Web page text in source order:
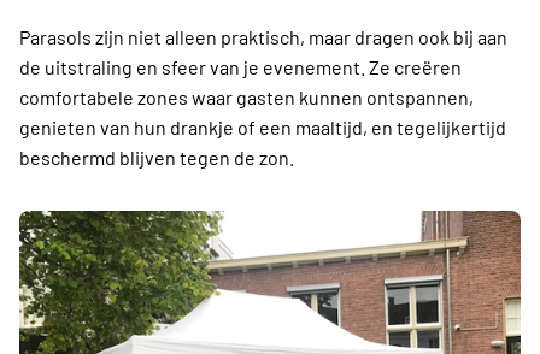
Parasols zijn niet alleen praktisch, maar dragen ook bij aan
de uitstraling en sfeer van je evenement. Ze creëren
comfortabele zones waar gasten kunnen ontspannen,
genieten van hun drankje of een maaltijd, en tegelijkertijd
beschermd blijven tegen de zon.